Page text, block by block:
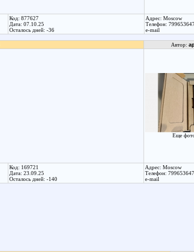
Код: 877627
Дата: 07.10.25
Осталось дней: -36
Адрес: Moscow
Телефон:
e-mail
Автор:
Еще
Код: 169721
Дата: 23.09.25
Осталось дней: -140
Адрес: Moscow
Телефон:
e-mail